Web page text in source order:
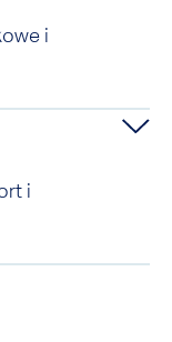
i
i